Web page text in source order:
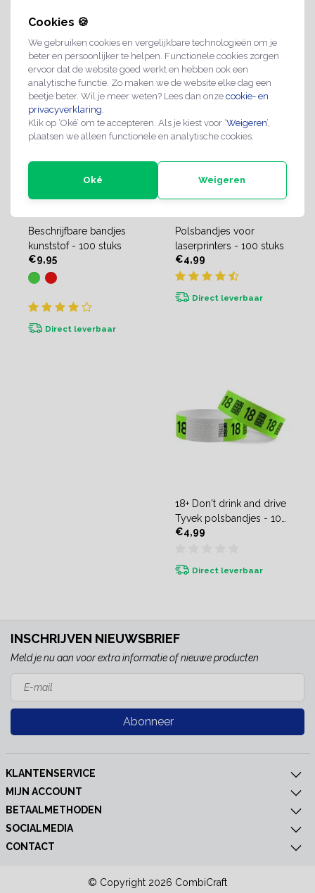
Cookies 🍪
We gebruiken cookies en vergelijkbare technologieën om je
beter en persoonlijker te helpen. Functionele cookies zorgen
ervoor dat de website goed werkt en hebben ook een
analytische functie. Zo maken we de website elke dag een
beetje beter. Wil je meer weten? Lees dan onze cookie- en
privacyverklaring
Klik op ‘Oké’ om te accepteren. Als je kiest voor ‘Weigeren’,
plaatsen we alleen functionele en analytische cookies.
Oké Weigeren
Beschrijfbare bandjes
kunststof - 100 stuks
€9,95
Direct leverbaar
Polsbandjes voor
laserprinters - 100 stuks
€4,99
Direct leverbaar
18+ Don't drink and drive
Tyvek polsbandjes - 100
stuks
€4,99
Direct leverbaar
INSCHRIJVEN NIEUWSBRIEF
Meld je nu aan voor extra informatie of nieuwe producten
Abonneer
KLANTENSERVICE
MIJN ACCOUNT
BETAALMETHODEN
SOCIALMEDIA
CONTACT
© Copyright 2026 CombiCraft